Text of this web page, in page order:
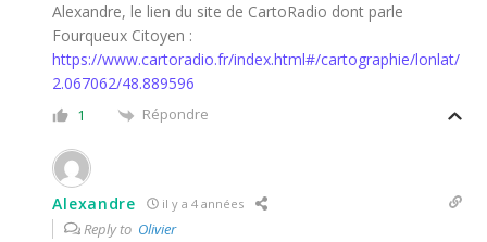
Alexandre, le lien du site de CartoRadio dont parle
Fourqueux Citoyen :
https://www.cartoradio.fr/index.html#/cartographie/lonlat/
2.067062/48.889596
1 Répondre
Alexandre il y a 4 années
Reply to Olivier